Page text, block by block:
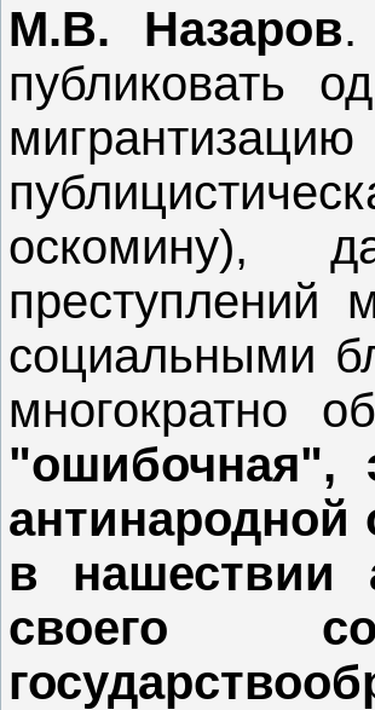
М.В. Назаров.
публиковать
оскомину),
преступлений
социальными
многократно
"ошибочная",
антинародной
в нашествии
своего